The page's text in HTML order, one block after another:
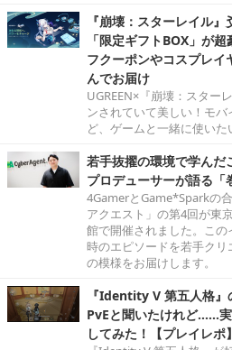
『崩壊：スターレイル
「限定ギフトBOX」が
フクーポンやコスプレイ
んでお届け
UGREEN×『崩壊：スター
ンされていて美しい！モ
ど、ゲームと一緒に使い
若手抜擢の環境で学ん
プロデューサーが語る「
4GamerとGame*Sparkの
アクエスト」の第4回が東
館で開催されました。こ
時のエピソードを若手ク
の模様をお届けします。
『Identity V 第五人格
PvEと聞いたけれど……
してみた！【プレイレポ】